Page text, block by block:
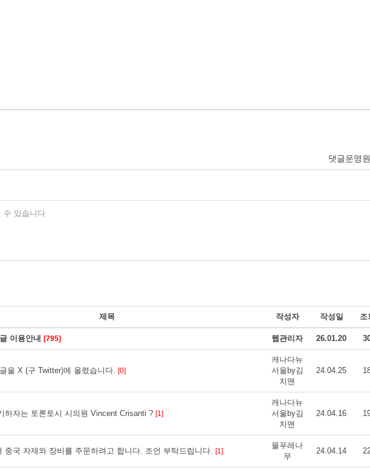
댓글운영
수 있습니다
제목 작성자 작성일 조
이용안내 [795] 웹관리자 26.01.20
을 X (구 Twitter)에 올렸습니다. [0]
캐나다뉴
서울by김
치맨
24.04.25
하자는 토론토시 시의원 Vincent Crisanti ? [1]
캐나다뉴
서울by김
치맨
24.04.16
중국 자재와 장비를 주문하려고 합니다. 조언 부탁드립니다. [1]
물푸레나
무
24.04.14